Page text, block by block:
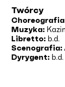
Twórcy
Muzyka:
Libretto: b.d.
Scenografia:
Dyrygent: b.d.